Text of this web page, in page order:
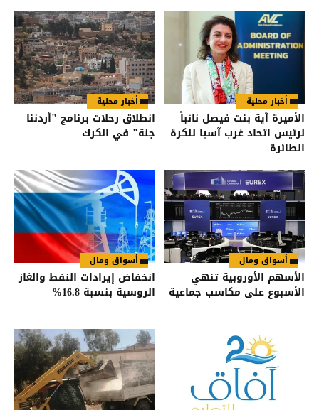
أخبار محلية
الأميرة آية بنت فيصل نائباً
لرئيس اتحاد غرب آسيا للكرة
الطائرة
أخبار محلية
انطلاق رحلات برنامج "أردننا
جنة" في الكرك
أسواق ومال
الأسهم الأوروبية تنهي
الأسبوع على مكاسب جماعية
أسواق ومال
انخفاض إيرادات النفط والغاز
الروسية بنسبة 16.8%